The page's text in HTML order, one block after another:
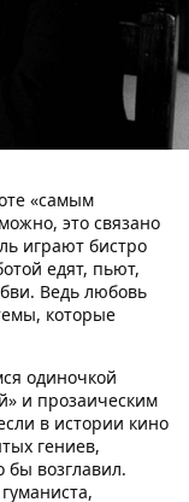
«самым
это связано
играют бистро
едят, пьют,
Ведь любовь
которые
одиночкой
и прозаическим
в истории кино
гениев,
бы возглавил.